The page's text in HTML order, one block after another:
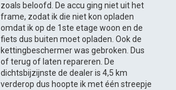
zoals beloofd. De accu ging niet uit het
frame, zodat ik die niet kon opladen
omdat ik op de 1ste etage woon en de
fiets dus buiten moet opladen. Ook de
kettingbeschermer was gebroken. Dus
of terug of laten repareren. De
dichtsbijzijnste de dealer is 4,5 km
verderop dus hoopte ik met één streepje